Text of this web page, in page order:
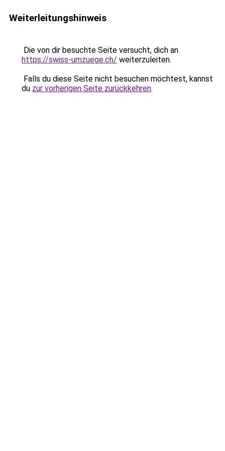
Weiterleitungshinweis
Die von dir besuchte Seite versucht, dich an
https://swiss-umzuege.ch/ weiterzuleiten.
Falls du diese Seite nicht besuchen möchtest, kannst
du zur vorherigen Seite zurückkehren.